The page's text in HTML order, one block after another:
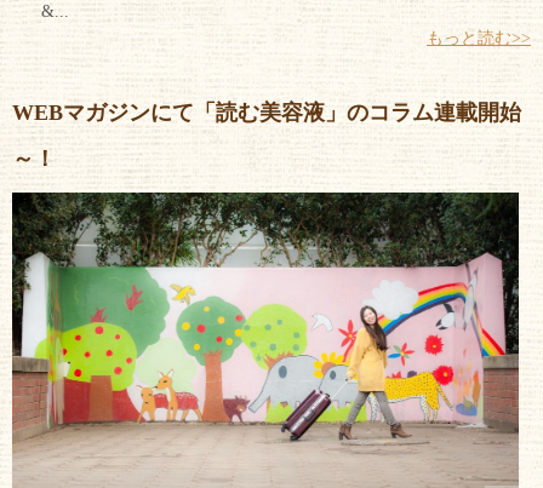
&...
もっと読む>>
WEBマガジンにて「読む美容液」のコラム連載開始
～！